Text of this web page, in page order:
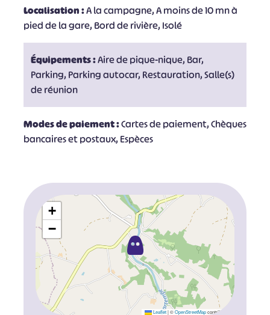
Localisation :A la campagne, A moins de 10 mn à
pied de la gare, Bord de rivière, Isolé
Équipements :Aire de pique-nique, Bar,
Parking, Parking autocar, Restauration, Salle(s)
de réunion
Modes de paiement :Cartes de paiement, Chèques
bancaires et postaux, Espèces
+
−
Leaflet |©OpenStreetMapcontributors